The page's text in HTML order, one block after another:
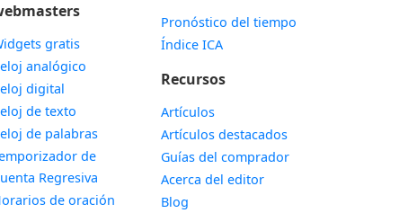
gratis
analógico
digital
de texto
de palabras
de
Regresiva
de oración
Pronóstico del tiempo
Índice ICA
Recursos
Artículos
Artículos destacados
Guías del comprador
Acerca del editor
Blog